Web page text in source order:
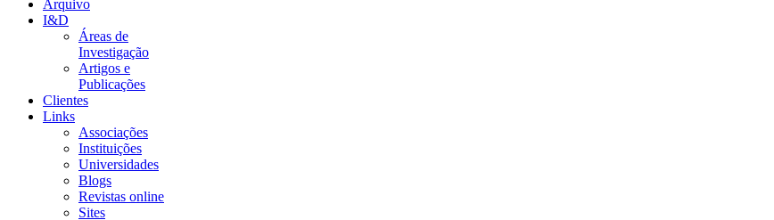
Arquivo
I&D
Áreas de
Investigação
Artigos e
Publicações
Clientes
Links
Associações
Instituições
Universidades
Blogs
Revistas online
Sites